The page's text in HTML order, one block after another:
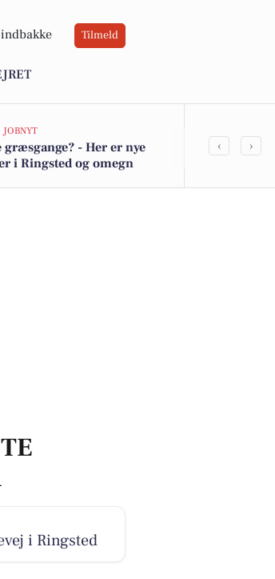
Tilmeld
JOBNYT
græsgange? - Her er nye
i Ringsted og omegn
Uheld på
‹ ›
i Ringsted